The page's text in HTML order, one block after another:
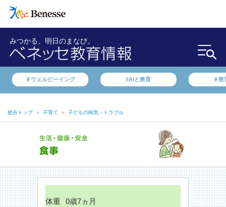
みつかる、明日のまなび。
＃ウェルビーイング #AIと教育 ＃教
総合トップ ＞ 子育て ＞ 子どもの病気・トラブル
体重 0歳7ヵ月